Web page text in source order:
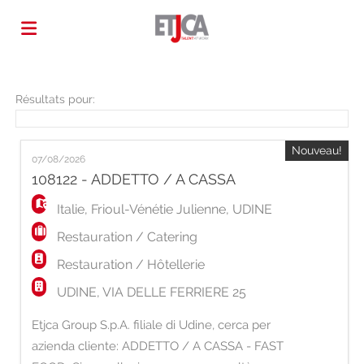
Emplois
Résultats pour:
07/08/2026
108122 - ADDETTO / A CASSA
Italie, Frioul-Vénétie Julienne, UDINE
Restauration / Catering
Restauration / Hôtellerie
UDINE, VIA DELLE FERRIERE 25
Etjca Group S.p.A. filiale di Udine, cerca per
azienda cliente: ADDETTO / A CASSA - FAST
Nouveau!